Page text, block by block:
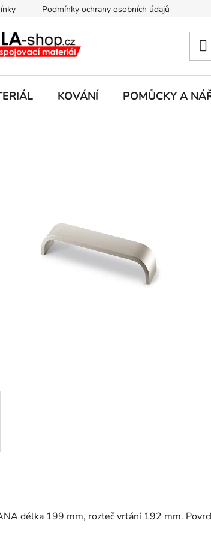
Podmínky ochrany osobních údajů
KOVÁNÍ POMŮCKY A
délka 199 mm, rozteč vrtání 192 mm.